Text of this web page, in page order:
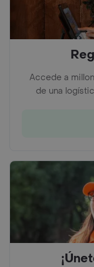
Accede a
de una